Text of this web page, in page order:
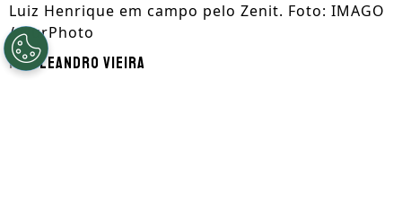
Luiz Henrique em campo pelo Zenit. Foto: IMAGO
/ NurPhoto
PorLeandro Vieira